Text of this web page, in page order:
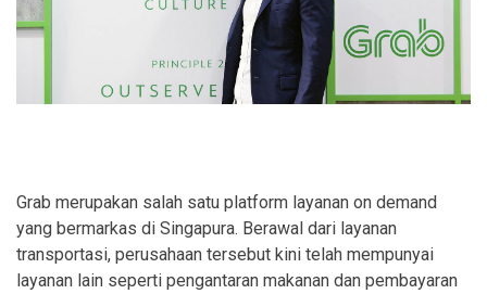
Grab merupakan salah satu platform layanan on demand
yang bermarkas di Singapura. Berawal dari layanan
transportasi, perusahaan tersebut kini telah mempunyai
layanan lain seperti pengantaran makanan dan pembayaran